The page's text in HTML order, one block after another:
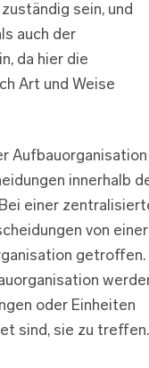
sein, und
auch der
da hier die
Art und Weise
Aufbauorganisation
innerhalb
einer
von einer
getroffen.
oder Einheiten
sind, sie zu treffen.